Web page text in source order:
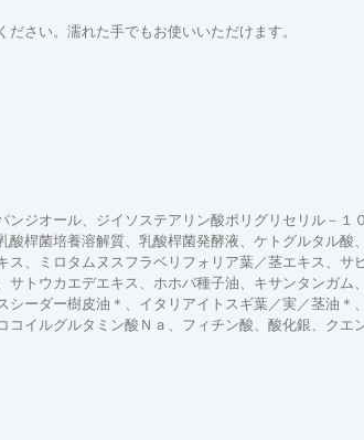
さい。濡れた手でもお使いいただけます。
ジオール、ジイソステアリン酸ポリグリセリル－
桿菌培養溶解質、乳酸桿菌発酵液、ケトグルタル酸
、ミロタムヌスフラベリフォリア葉／茎エキス、
トウカエデエキス、ホホバ種子油、キサンタンガム
ーダー樹皮油＊、イタリアイトスギ葉／実／茎油
コイルグルタミン酸Ｎａ、フィチン酸、酸化銀、ク